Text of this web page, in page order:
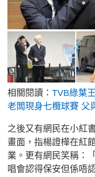
相關閱讀： TVB綠葉
老闆現身七欖球賽 父
之後又有網民在小紅
畫面，指楊證樺在紅
業。更有網民笑稱：
唱會認得保安但係唔